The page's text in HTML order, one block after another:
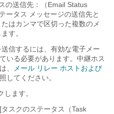
の送信先：（Email Status
ータス メッセージの送信先と
はカンマで区切った複数のメ
す。
信するには、有効な電子メー
いる必要があります。中継ホス
、
メール リレー ホストおよび
してください。
ます。
スクのステータス（Task